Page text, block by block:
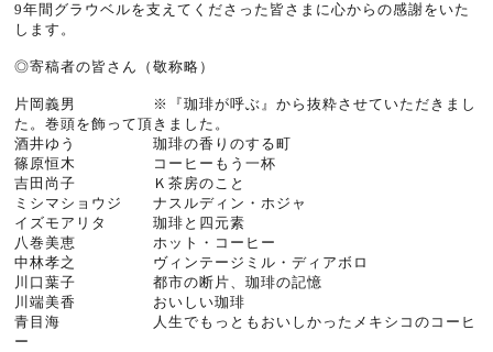
9年間グラウベルを支えてくださった皆さまに心からの感謝をいた
します。
◎寄稿者の皆さん（敬称略）
片岡義男 ※『珈琲が呼ぶ』から抜粋させていただきまし
た。巻頭を飾って頂きました。
酒井ゆう 珈琲の香りのする町
篠原恒木 コーヒーもう一杯
吉田尚子 Ｋ茶房のこと
ミシマショウジ ナスルディン・ホジャ
イズモアリタ 珈琲と四元素
八巻美恵 ホット・コーヒー
中林孝之 ヴィンテージミル・ディアボロ
川口葉子 都市の断片、珈琲の記憶
川端美香 おいしい珈琲
青目海 人生でもっともおいしかったメキシコのコーヒ
ー